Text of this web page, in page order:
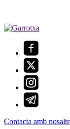
Contacta amb